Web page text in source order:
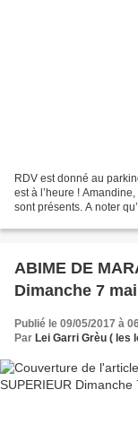
RDV est donné au
est à l’heure !
sont présents. A noter
ABIME DE
Dimanche 7
Publié le 09/05/2017 à
Par Lei Garri Grèu ( les